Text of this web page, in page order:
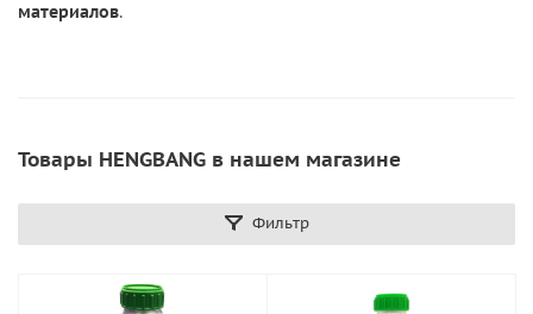
материалов.
Товары HENGBANG в нашем магазине
Фильтр